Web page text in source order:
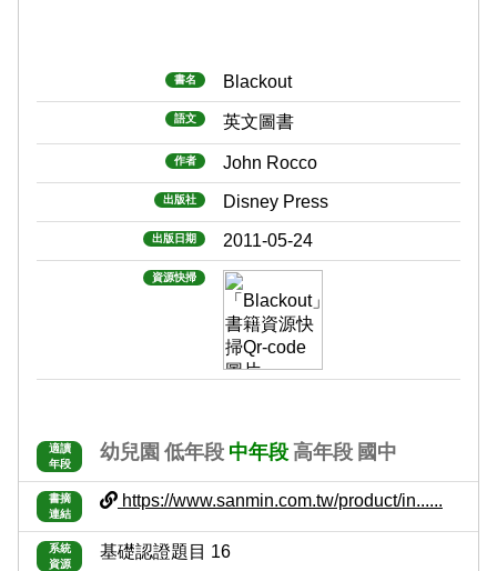
書名 Blackout
語文 英文圖書
作者 John Rocco
出版社 Disney Press
出版日期 2011-05-24
資源快掃
適讀
年段
幼兒園 低年段 中年段 高年段 國中
書摘
連結
https://www.sanmin.com.tw/product/in......
系統
資源
基礎認證題目 16